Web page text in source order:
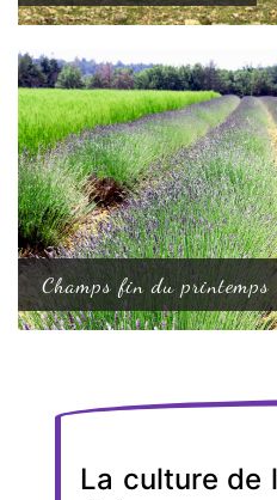
Champs fin du printemps
La culture de